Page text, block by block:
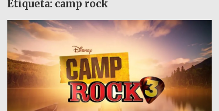
Etiqueta: camp rock